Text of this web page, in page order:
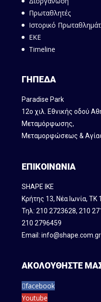
Πρωταθλητές
Ιστορικό
ΕΚΕ
Timeline
ΓΗΠΕΔΑ
Paradise Park
12ο χιλ. Εθνικής οδού
Mεταμόρφωσης,
Μεταμορφώσεως &
ΕΠΙΚΟΙΝΩΝΙΑ
SHAPE IKE
Κρήτης 13, Νέα Ιωνία, ΤΚ
Τηλ: 210 2723628, 210
210 2796459
Email: info@shape.com.gr
ΑΚΟΛΟΥΘΗΣΤΕ
facebook
Youtube